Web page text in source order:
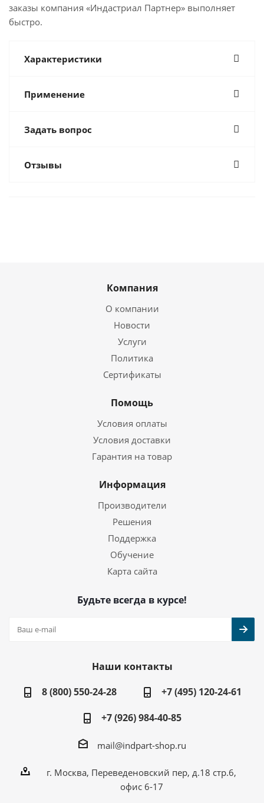
заказы компания «Индастриал Партнер» выполняет
быстро.
Характеристики
Применение
Задать вопрос
Отзывы
Компания
О компании
Новости
Услуги
Политика
Сертификаты
Помощь
Условия оплаты
Условия доставки
Гарантия на товар
Информация
Производители
Решения
Поддержка
Обучение
Карта сайта
Будьте всегда в курсе!
Наши контакты
8 (800) 550-24-28
+7 (495) 120-24-61
+7 (926) 984-40-85
mail@indpart-shop.ru
г. Москва, Переведеновский пер, д.18 стр.6,
офис 6-17